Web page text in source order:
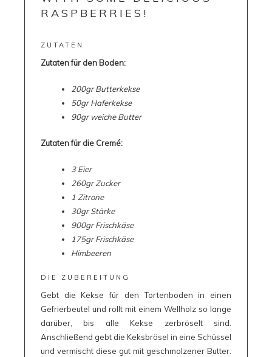
RASPBERRIES!
ZUTATEN
Zutaten für den Boden:
200gr Butterkekse
50gr Haferkekse
90gr weiche Butter
Zutaten für die Cremé:
3 Eier
260gr Zucker
1 Zitrone
30gr Stärke
900gr Frischkäse
175gr Frischkäse
Himbeeren
DIE ZUBEREITUNG
Gebt die Kekse für den Tortenboden in einen
Gefrierbeutel und rollt mit einem Wellholz so lange
darüber, bis alle Kekse zerbröselt sind.
Anschließend gebt die Keksbrösel in eine Schüssel
und vermischt diese gut mit geschmolzener Butter.